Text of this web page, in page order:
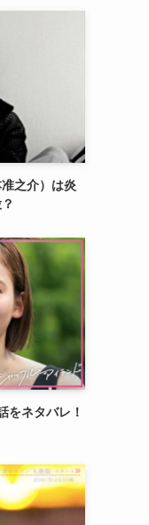
之介）は炎
をネタバレ！